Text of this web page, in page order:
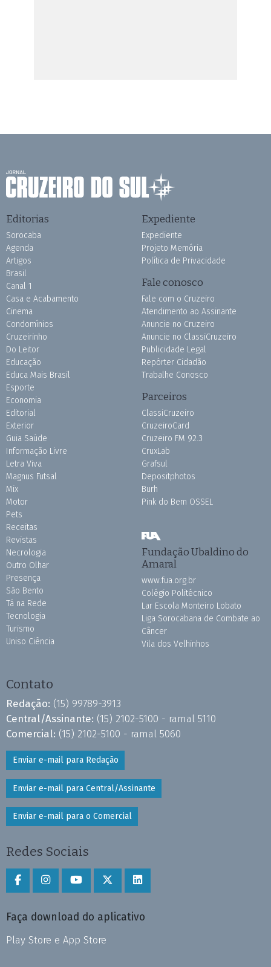
Editorias
Sorocaba
Agenda
Artigos
Brasil
Canal 1
Casa e Acabamento
Cinema
Condomínios
Cruzeirinho
Do Leitor
Educação
Educa Mais Brasil
Esporte
Economia
Editorial
Exterior
Guia Saúde
Informação Livre
Letra Viva
Magnus Futsal
Mix
Motor
Pets
Receitas
Revistas
Necrologia
Outro Olhar
Presença
São Bento
Tá na Rede
Tecnologia
Turismo
Uniso Ciência
Expediente
Expediente
Projeto Memória
Política de Privacidade
Fale conosco
Fale com o Cruzeiro
Atendimento ao Assinante
Anuncie no Cruzeiro
Anuncie no ClassiCruzeiro
Publicidade Legal
Repórter Cidadão
Trabalhe Conosco
Parceiros
ClassiCruzeiro
CruzeiroCard
Cruzeiro FM 92.3
CruxLab
Grafsul
Depositphotos
Burh
Pink do Bem OSSEL
Fundação Ubaldino do
Amaral
www.fua.org.br
Colégio Politécnico
Lar Escola Monteiro Lobato
Liga Sorocabana de Combate ao
Câncer
Vila dos Velhinhos
Contato
Redação: (15) 99789-3913
Central/Assinante: (15) 2102-5100 - ramal 5110
Comercial: (15) 2102-5100 - ramal 5060
Enviar e-mail para Redação
Enviar e-mail para Central/Assinante
Enviar e-mail para o Comercial
Redes Sociais
Faça download do aplicativo
Play Store e App Store